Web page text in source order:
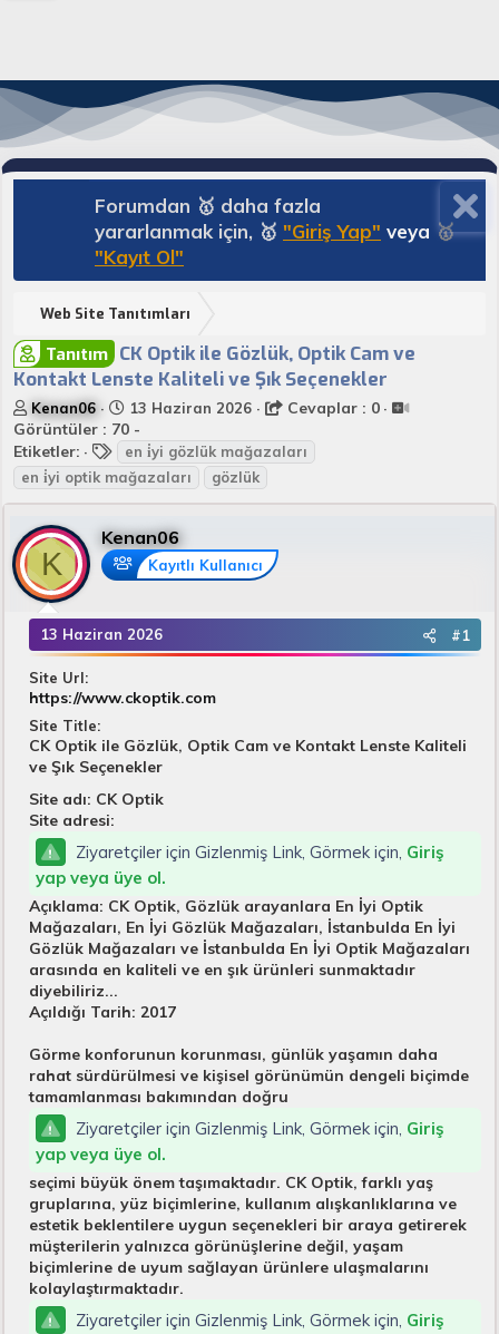
Forumdan 🥇 daha fazla
yararlanmak için, 🥇 "Giriş Yap" veya 🥇
"Kayıt Ol"
Web Site Tanıtımları
Tanıtım CK Optik ile Gözlük, Optik Cam ve
Kontakt Lenste Kaliteli ve Şık Seçenekler
K
o
n
u
y
B
a
ş
l
a
a
n
Kenan06
B
a
ş
l
a
g
ı
ç
a
r
i
i
13 Haziran 2026
Cevaplar : 0
Görüntüler : 70 -
Etiketler:
E
t
i
e
t
l
r
en i̇yi gözlük mağazaları
en i̇yi optik mağazaları
gözlük
K
Kenan06
Kayıtlı Kullanıcı
13 Haziran 2026 #1
Site Url
https://www.ckoptik.com
Site Title
CK Optik ile Gözlük, Optik Cam ve Kontakt Lenste Kaliteli
ve Şık Seçenekler
Site adı: CK Optik
Site adresi:
Ziyaretçiler için Gizlenmiş Link, Görmek için, Giriş
yap veya üye ol.
Açıklama: CK Optik, Gözlük arayanlara En İyi Optik
Mağazaları, En İyi Gözlük Mağazaları, İstanbulda En İyi
Gözlük Mağazaları ve İstanbulda En İyi Optik Mağazaları
arasında en kaliteli ve en şık ürünleri sunmaktadır
diyebiliriz...
Açıldığı Tarih: 2017
Görme konforunun korunması, günlük yaşamın daha
rahat sürdürülmesi ve kişisel görünümün dengeli biçimde
tamamlanması bakımından doğru
Ziyaretçiler için Gizlenmiş Link, Görmek için, Giriş
yap veya üye ol.
seçimi büyük önem taşımaktadır. CK Optik, farklı yaş
gruplarına, yüz biçimlerine, kullanım alışkanlıklarına ve
estetik beklentilere uygun seçenekleri bir araya getirerek
müşterilerin yalnızca görünüşlerine değil, yaşam
biçimlerine de uyum sağlayan ürünlere ulaşmalarını
kolaylaştırmaktadır.
Ziyaretçiler için Gizlenmiş Link, Görmek için, Giriş